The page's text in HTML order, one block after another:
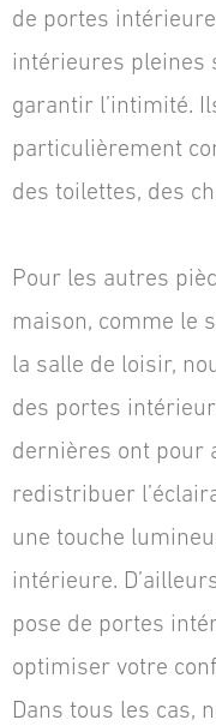
de portes
intérieures pleines
garantir l’intimité.
particulièrement
des toilettes, des
Pour les autres
maison, comme le
la salle de loisir,
des portes
dernières ont pour
redistribuer
une touche
intérieure.
pose de portes
optimiser votre
Dans tous les cas,